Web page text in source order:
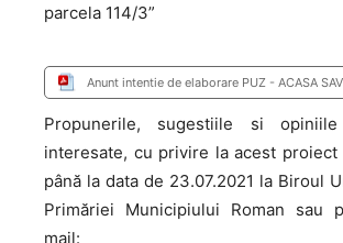
parcela 114/3”
Anunt intentie de elaborare PUZ - ACASA
Propunerile, sugestiile si opiniile
interesate, cu privire la acest
până la data de 23.07.2021 la Biroul
Primăriei Municipiului Roman sau
mail: